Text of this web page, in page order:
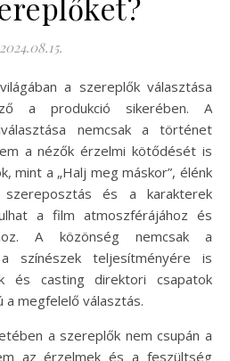
2024.08.15.
a produkció sikerében. A
nemcsak a történet
a nézők érzelmi kötődését is
mint a „Halj meg máskor”, élénk
és a karakterek
a film atmoszférájához és
A közönség nemcsak a
színészek teljesítményére is
és casting direktori csapatok
a megfelelő választás.
a szereplők nem csupán a
az érzelmek és a feszültség